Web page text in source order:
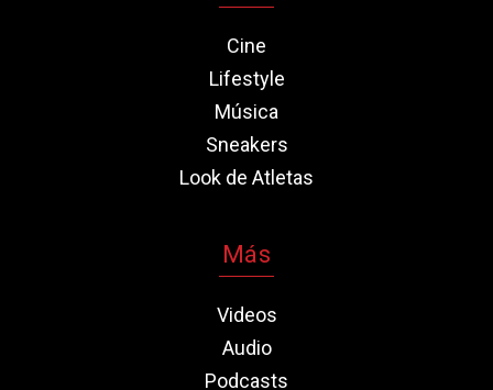
Cine
Lifestyle
Música
Sneakers
Look de Atletas
Más
Videos
Audio
Podcasts